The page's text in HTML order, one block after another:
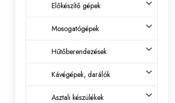
Előkészítő gépek
Mosogatógépek
Hűtőberendezések
Kávégépek, darálók
Asztali készülékek